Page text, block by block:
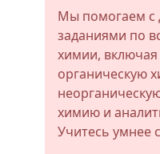
Мы помогаем
заданиями по
химии,
органическую
химию и
Учитесь умнее